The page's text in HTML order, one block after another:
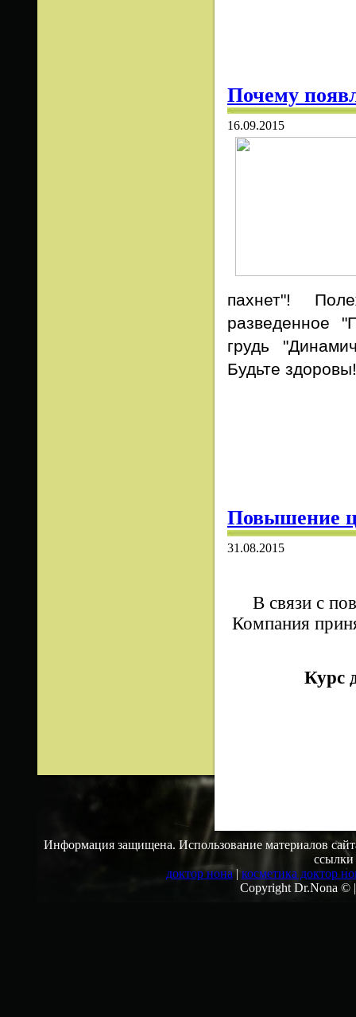
Почему
16.09.2015
пахнет"!
разведенное
грудь
Будьте здоровы!
Повышение
31.08.2015
В связи с
Компания
Курс
Информация защищена. Использование материалов
доктор нона|косметика доктор
Copyright Dr.Nona ©